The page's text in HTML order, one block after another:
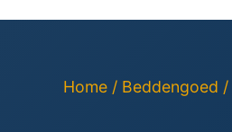
Home / Beddengoed /